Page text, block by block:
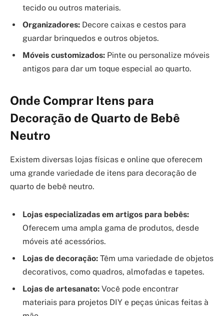
tecido ou outros materiais.
Organizadores: Decore caixas e cestos para
guardar brinquedos e outros objetos.
Móveis customizados: Pinte ou personalize móveis
antigos para dar um toque especial ao quarto.
Onde Comprar Itens para
Decoração de Quarto de Bebê
Neutro
Existem diversas lojas físicas e online que oferecem
uma grande variedade de itens para decoração de
quarto de bebê neutro.
Lojas especializadas em artigos para bebês:
Oferecem uma ampla gama de produtos, desde
móveis até acessórios.
Lojas de decoração: Têm uma variedade de objetos
decorativos, como quadros, almofadas e tapetes.
Lojas de artesanato: Você pode encontrar
materiais para projetos DIY e peças únicas feitas à